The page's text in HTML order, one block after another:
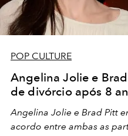
POP CULTURE
Angelina Jolie e
de divórcio após 8
Angelina Jolie e Brad Pitt
acordo entre ambas as